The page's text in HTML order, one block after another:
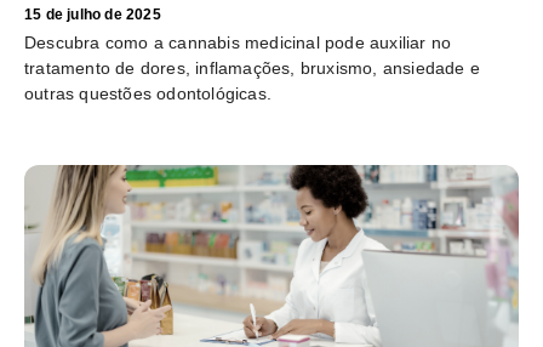
15 de julho de 2025
Descubra como a cannabis medicinal pode auxiliar no
tratamento de dores, inflamações, bruxismo, ansiedade e
outras questões odontológicas.